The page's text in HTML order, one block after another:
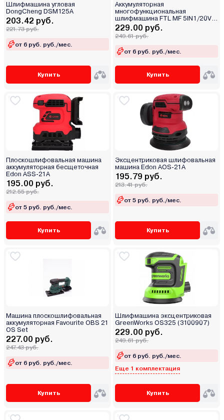
Шлифмашина угловая
DongCheng DSM125A
203.42 руб.
221.73 руб.
от 6 руб. руб./мес.
Купить
Аккумуляторная
многофункциональная
шлифмашина FTL MF 5IN1/20V
EVO
229.00 руб.
249.61 руб.
от 6 руб. руб./мес.
Купить
Плоскошлифовальная машина
аккумуляторная бесщеточная
Edon ASS-21A
195.00 руб.
212.55 руб.
от 5 руб. руб./мес.
Купить
Эксцентриковая шлифовальная
машина Edon AOS-21A
195.79 руб.
213.41 руб.
от 5 руб. руб./мес.
Купить
Машина плоскошлифовальная
аккумуляторная Favourite OBS 21
OS Set
227.00 руб.
247.43 руб.
от 6 руб. руб./мес.
Купить
Шлифмашина эксцентриковая
GreenWorks OS325 (3100907)
229.00 руб.
249.61 руб.
от 6 руб. руб./мес.
Еще 1 комплектация
Купить